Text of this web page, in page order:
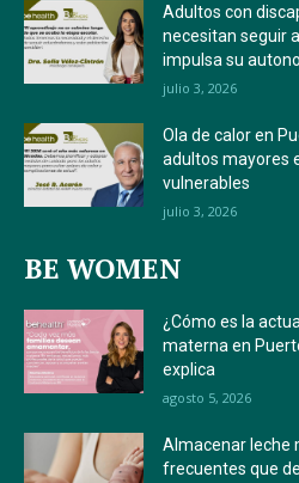
Adultos con
necesitan seguir
impulsa su
julio 3, 2026
Ola de calor en
adultos mayores
vulnerables
julio 3, 2026
BE WOMEN
¿Cómo es la
materna en
explica
agosto 5, 2026
Almacenar leche
frecuentes que